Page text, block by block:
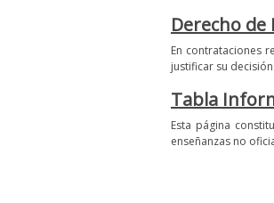
Derecho
En contrataciones
justificar su
Tabla
Esta página
enseñanzas no